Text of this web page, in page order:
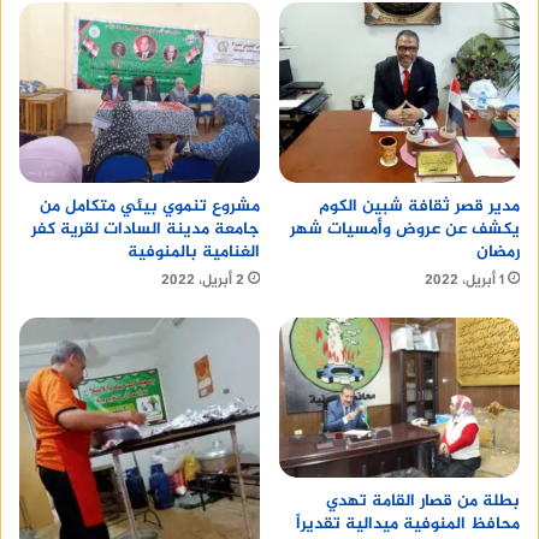
وأشارت المصادر الموثوقة التي تحدثت مع الموقع، إلى
أن الخطة الرئيسية لحل أزمة انقطاع التيار الكهربائي
في مصر كانت تتضمن انتهاء جدول تخفيف الأحمال في
أول أكتوبر المقبل. ومع ذلك، تم تغيير خطط الحكومة
في هذا الصدد وتمديدها. وتتوقع المصادر أن تنتهي
أزمة انقطاع التيار الكهربائي بحلول بداية شهر نوفمبر.
مدير قصر ثقافة شبين الكوم
يكشف عن عروض وأمسيات شهر
رمضان
1 أبريل، 2022
مشروع تنموي بيئي متكامل من
جامعة مدينة السادات لقرية كفر
الغنامية بالمنوفية
2 أبريل، 2022
بطلة من قصار القامة تهدي
محافظ المنوفية ميدالية تقديراً